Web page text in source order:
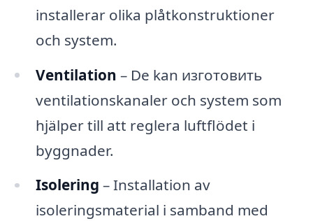
installerar olika plåtkonstruktioner
och system.
Ventilation – De kan изготовить
ventilationskanaler och system som
hjälper till att reglera luftflödet i
byggnader.
Isolering – Installation av
isoleringsmaterial i samband med